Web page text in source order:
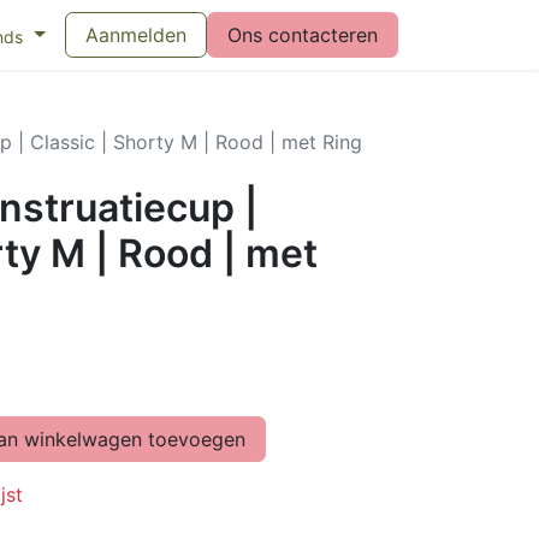
maandverband Vragen over menstruatiecups
Aanmelden Ons contacteren
| Classic | Shorty M | Rood | met Ring
|
M | Rood | met
winkelwagen toevoegen